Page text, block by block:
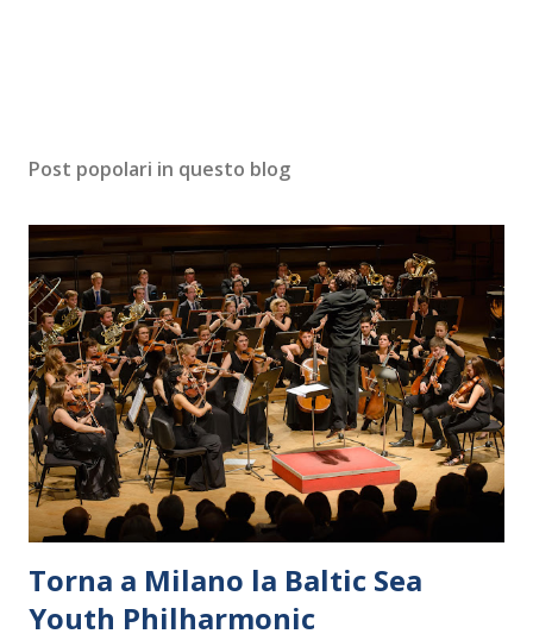
Post popolari in questo blog
Torna a Milano la Baltic Sea
Youth Philharmonic